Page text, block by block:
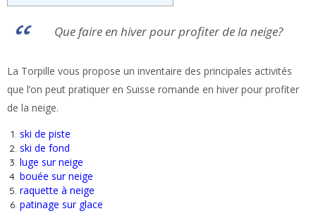
Que faire en hiver pour profiter de la neige?
La Torpille vous propose un inventaire des principales activités
que l’on peut pratiquer en Suisse romande en hiver pour profiter
de la neige.
ski de piste
ski de fond
luge sur neige
bouée sur neige
raquette à neige
patinage sur glace